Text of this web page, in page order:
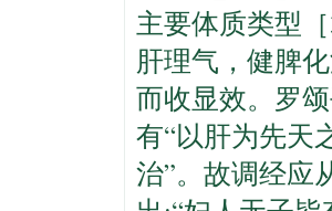
主要体质类型
肝理气，健脾
而收显效。罗
有“以肝为先天
治”。故调经应